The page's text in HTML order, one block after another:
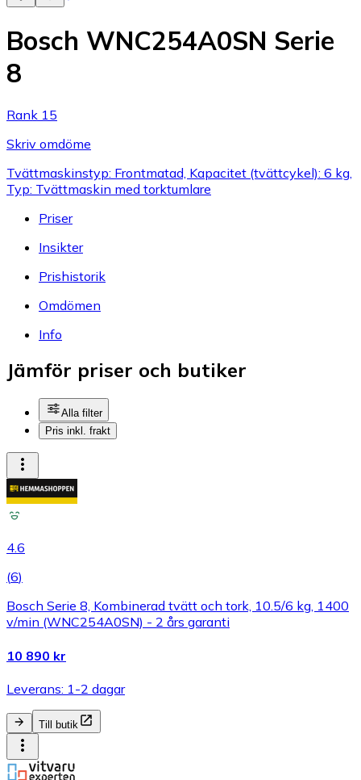
Bosch WNC254A0SN Serie
8
Rank 15
Skriv omdöme
Tvättmaskinstyp: Frontmatad, Kapacitet (tvättcykel): 6 kg,
Typ: Tvättmaskin med torktumlare
Priser
Insikter
Prishistorik
Omdömen
Info
Jämför priser och butiker
Alla filter
Pris inkl. frakt
4.6
(6)
Bosch Serie 8, Kombinerad tvätt och tork, 10.5/6 kg, 1400
v/min (WNC254A0SN) - 2 års garanti
10 890 kr
Leverans: 1-2 dagar
Till butik